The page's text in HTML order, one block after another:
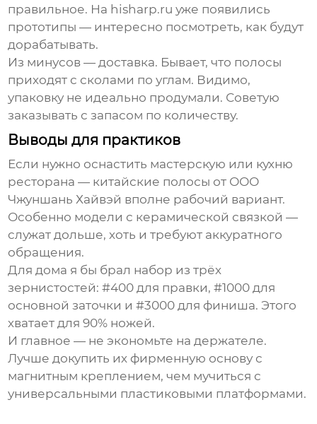
правильное. На hisharp.ru уже появились
прототипы — интересно посмотреть, как будут
дорабатывать.
Из минусов — доставка. Бывает, что полосы
приходят с сколами по углам. Видимо,
упаковку не идеально продумали. Советую
заказывать с запасом по количеству.
Выводы для практиков
Если нужно оснастить мастерскую или кухню
ресторана — китайские полосы от ООО
Чжуншань Хайвэй вполне рабочий вариант.
Особенно модели с керамической связкой —
служат дольше, хоть и требуют аккуратного
обращения.
Для дома я бы брал набор из трёх
зернистостей: #400 для правки, #1000 для
основной заточки и #3000 для финиша. Этого
хватает для 90% ножей.
И главное — не экономьте на держателе.
Лучше докупить их фирменную основу с
магнитным креплением, чем мучиться с
универсальными пластиковыми платформами.